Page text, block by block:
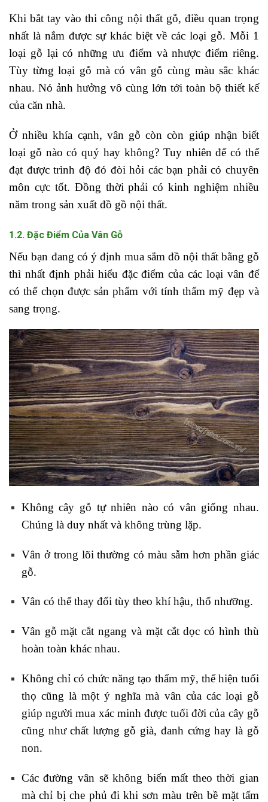
Khi bắt tay vào thi công nội thất gỗ, điều quan trọng
nhất là nắm được sự khác biệt về các loại gỗ. Mỗi 1
loại gỗ lại có những ưu điểm và nhược điểm riêng.
Tùy từng loại gỗ mà có vân gỗ cùng màu sắc khác
nhau. Nó ảnh hưởng vô cùng lớn tới toàn bộ thiết kế
của căn nhà.
Ở nhiều khía cạnh, vân gỗ còn còn giúp nhận biết
loại gỗ nào có quý hay không? Tuy nhiên để có thể
đạt được trình độ đó đòi hỏi các bạn phải có chuyên
môn cực tốt. Đồng thời phải có kinh nghiệm nhiều
năm trong sản xuất đồ gồ nội thất.
1.2. Đặc Điểm Của Vân Gỗ
Nếu bạn đang có ý định mua sắm đồ nội thất bằng gỗ
thì nhất định phải hiểu đặc điểm của các loại vân để
có thể chọn được sản phẩm với tính thẩm mỹ đẹp và
sang trọng.
Không cây gỗ tự nhiên nào có vân giống nhau.
Chúng là duy nhất và không trùng lặp.
Vân ở trong lõi thường có màu sẫm hơn phần giác
gỗ.
Vân có thể thay đổi tùy theo khí hậu, thổ nhưỡng.
Vân gỗ mặt cắt ngang và mặt cắt dọc có hình thù
hoàn toàn khác nhau.
Không chỉ có chức năng tạo thẩm mỹ, thể hiện tuổi
thọ cũng là một ý nghĩa mà vân của các loại gỗ
giúp người mua xác minh được tuổi đời của cây gỗ
cũng như chất lượng gỗ già, đanh cứng hay là gỗ
non.
Các đường vân sẽ không biến mất theo thời gian
mà chỉ bị che phủ đi khi sơn màu trên bề mặt tấm